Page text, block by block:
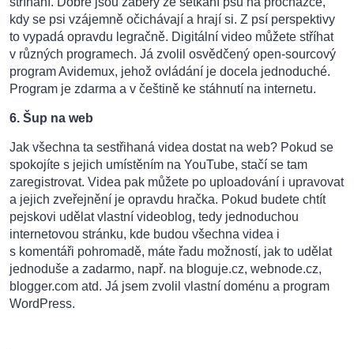
kdy se psi vzájemně očichávají a hrají si. Z psí perspektivy
to vypadá opravdu legračně. Digitální video můžete stříhat
v různých programech. Já zvolil osvědčený open-sourcový
program Avidemux, jehož ovládání je docela jednoduché.
Program je zdarma a v češtině ke stáhnutí na internetu.
6. Šup na web
Jak všechna ta sestřihaná videa dostat na web? Pokud se
spokojíte s jejich umístěním na YouTube, stačí se tam
zaregistrovat. Videa pak můžete po uploadování i upravovat
a jejich zveřejnění je opravdu hračka. Pokud budete chtít
pejskovi udělat vlastní videoblog, tedy jednoduchou
internetovou stránku, kde budou všechna videa i
s komentáři pohromadě, máte řadu možností, jak to udělat
jednoduše a zadarmo, např. na bloguje.cz, webnode.cz,
blogger.com atd. Já jsem zvolil vlastní doménu a program
WordPress.